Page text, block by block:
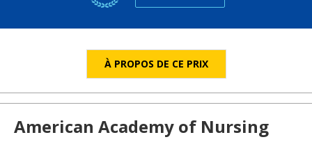
À PROPOS DE CE PRIX
American Academy of Nursing